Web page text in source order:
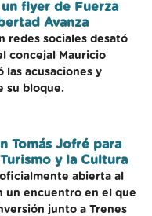
flyer de Fuerza
Avanza
redes sociales desató
concejal Mauricio
las acusaciones y
su bloque.
Tomás Jofré para
y la Cultura
abierta al
un encuentro en el que
junto a Trenes